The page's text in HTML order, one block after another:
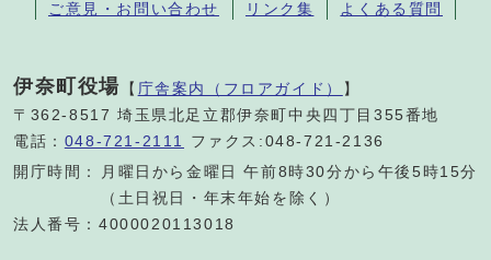
ご意見・お問い合わせ リンク集 よくある質問
伊奈町役場 【 庁舎案内（フロアガイド） 】
〒362-8517 埼玉県北足立郡伊奈町中央四丁目355番地
電話： 048-721-2111
ファクス:048-721-2136
開庁時間：
月曜日から金曜日 午前8時30分から午後5時15分
（土日祝日・年末年始を除く）
法人番号：4000020113018